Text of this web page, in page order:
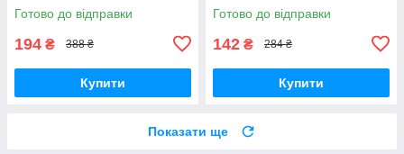
Готово до відправки
194 ₴ 388 ₴
Купити
Готово до відправки
142 ₴ 284 ₴
Купити
Показати ще